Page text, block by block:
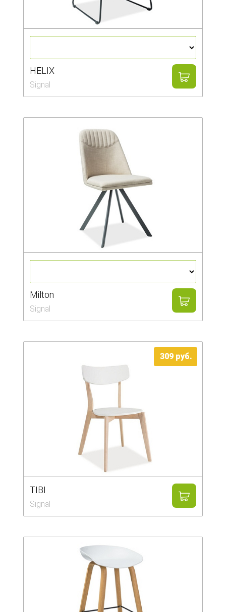
HELIX
Signal
Milton
Signal
309 руб.
TIBI
Signal